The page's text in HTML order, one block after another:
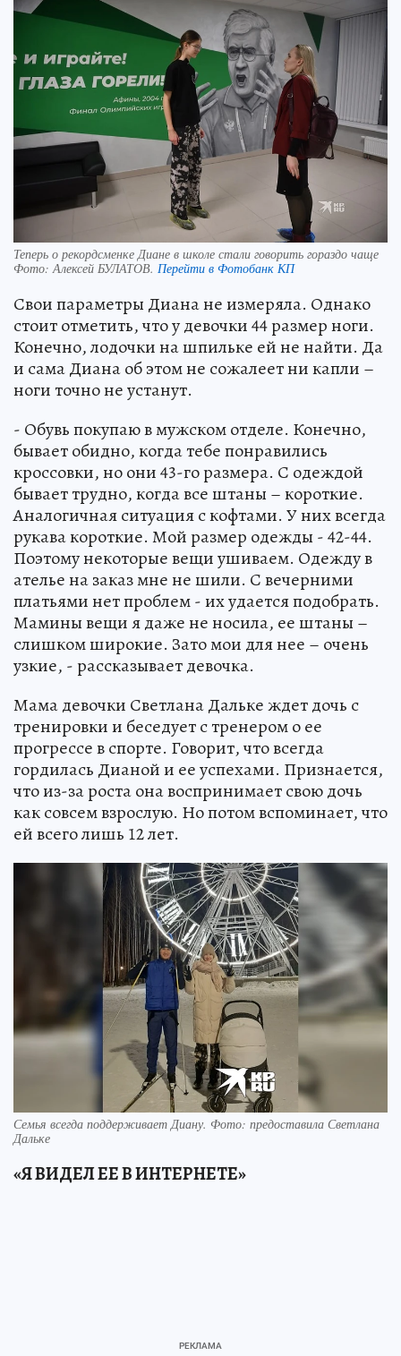
Теперь о рекордсменке Диане в школе стали говорить гораздо чаще
Фото:Алексей БУЛАТОВ. Перейти в Фотобанк КП
Свои параметры Диана не измеряла. Однако
стоит отметить, что у девочки 44 размер ноги.
Конечно, лодочки на шпильке ей не найти. Да
и сама Диана об этом не сожалеет ни капли –
ноги точно не устанут.
- Обувь покупаю в мужском отделе. Конечно,
бывает обидно, когда тебе понравились
кроссовки, но они 43-го размера. С одеждой
бывает трудно, когда все штаны – короткие.
Аналогичная ситуация с кофтами. У них всегда
рукава короткие. Мой размер одежды - 42-44.
Поэтому некоторые вещи ушиваем. Одежду в
ателье на заказ мне не шили. С вечерними
платьями нет проблем - их удается подобрать.
Мамины вещи я даже не носила, ее штаны –
слишком широкие. Зато мои для нее – очень
узкие, - рассказывает девочка.
Мама девочки Светлана Дальке ждет дочь с
тренировки и беседует с тренером о ее
прогрессе в спорте. Говорит, что всегда
гордилась Дианой и ее успехами. Признается,
что из-за роста она воспринимает свою дочь
как совсем взрослую. Но потом вспоминает, что
ей всего лишь 12 лет.
Семья всегда поддерживает Диану. Фото: предоставила Светлана
Дальке
«Я ВИДЕЛ ЕЕ В ИНТЕРНЕТЕ»